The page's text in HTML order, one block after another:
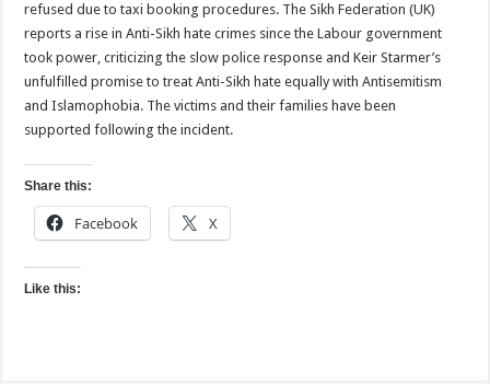
refused due to taxi booking procedures. The Sikh Federation (UK)
reports a rise in Anti-Sikh hate crimes since the Labour government
took power, criticizing the slow police response and Keir Starmer’s
unfulfilled promise to treat Anti-Sikh hate equally with Antisemitism
and Islamophobia. The victims and their families have been
supported following the incident.
Share this:
Facebook X
Like this: